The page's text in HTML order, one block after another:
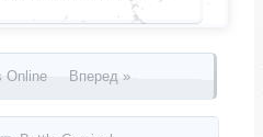
Online Вперед »